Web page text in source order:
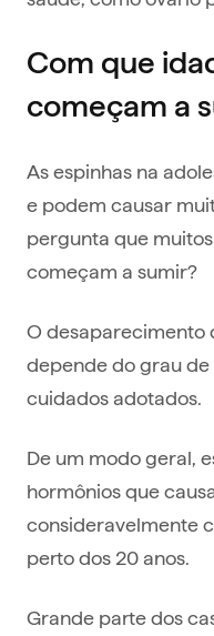
Com que
começam a
As espinhas na
e podem causar
pergunta que
começam a sumir?
O desaparecimento
depende do grau
cuidados adotados.
De um modo geral,
hormônios que
consideravelmente
perto dos 20 anos.
Grande parte dos